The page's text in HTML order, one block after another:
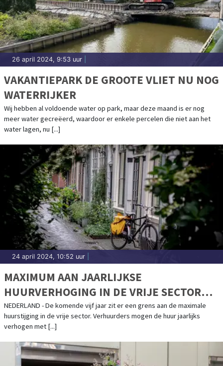
26 april 2024, 9:53 uur
VAKANTIEPARK DE GROOTE VLIET NU NOG
WATERRIJKER
Wij hebben al voldoende water op park, maar deze maand is er nog
meer water gecreëerd, waardoor er enkele percelen die niet aan het
water lagen, nu [...]
24 april 2024, 10:52 uur
MAXIMUM AAN JAARLIJKSE
HUURVERHOGING IN DE VRIJE SECTOR
BLIJFT GELDEN TOT 1 MEI 2029
NEDERLAND - De komende vijf jaar zit er een grens aan de maximale
huurstijging in de vrije sector. Verhuurders mogen de huur jaarlijks
verhogen met [...]